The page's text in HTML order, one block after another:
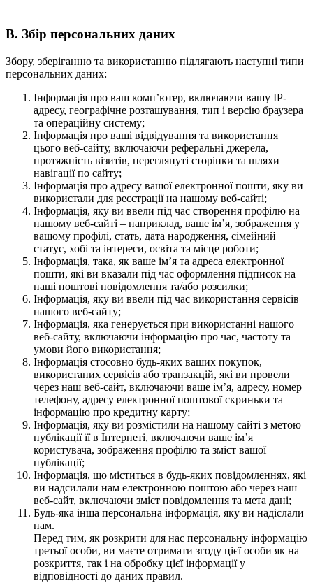
В. Збір персональних даних
Збору, зберіганню та використанню підлягають наступні типи
персональних даних:
Інформація про ваш комп’ютер, включаючи вашу IP-
адресу, географічне розташування, тип і версію браузера
та операційну систему;
Інформація про ваші відвідування та використання
цього веб-сайту, включаючи реферальні джерела,
протяжність візитів, переглянуті сторінки та шляхи
навігації по сайту;
Інформація про адресу вашої електронної пошти, яку ви
використали для реєстрації на нашому веб-сайті;
Інформація, яку ви ввели під час створення профілю на
нашому веб-сайті – наприклад, ваше ім’я, зображення у
вашому профілі, стать, дата народження, сімейний
статус, хобі та інтереси, освіта та місце роботи;
Інформація, така, як ваше ім’я та адреса електронної
пошти, які ви вказали під час оформлення підписок на
наші поштові повідомлення та/або розсилки;
Інформація, яку ви ввели під час використання сервісів
нашого веб-сайту;
Інформація, яка генерується при використанні нашого
веб-сайту, включаючи інформацію про час, частоту та
умови його використання;
Інформація стосовно будь-яких ваших покупок,
використаних сервісів або транзакцій, які ви провели
через наш веб-сайт, включаючи ваше ім’я, адресу, номер
телефону, адресу електронної поштової скриньки та
інформацію про кредитну карту;
Інформація, яку ви розмістили на нашому сайті з метою
публікації її в Інтернеті, включаючи ваше ім’я
користувача, зображення профілю та зміст вашої
публікації;
Інформація, що міститься в будь-яких повідомленнях, які
ви надсилали нам електронною поштою або через наш
веб-сайт, включаючи зміст повідомлення та мета дані;
Будь-яка інша персональна інформація, яку ви надіслали
нам.
Перед тим, як розкрити для нас персональну інформацію
третьої особи, ви маєте отримати згоду цієї особи як на
розкриття, так і на обробку цієї інформації у
відповідності до даних правил.